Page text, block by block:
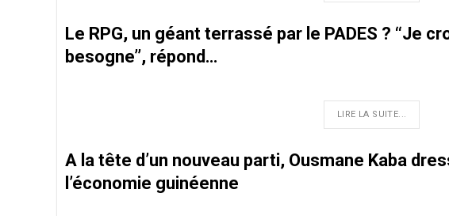
Le RPG, un géant terrassé par le PADES ? ‘‘Je
besogne’’, répond…
LIRE LA SUITE...
A la tête d’un nouveau parti, Ousmane Kaba
l’économie guinéenne